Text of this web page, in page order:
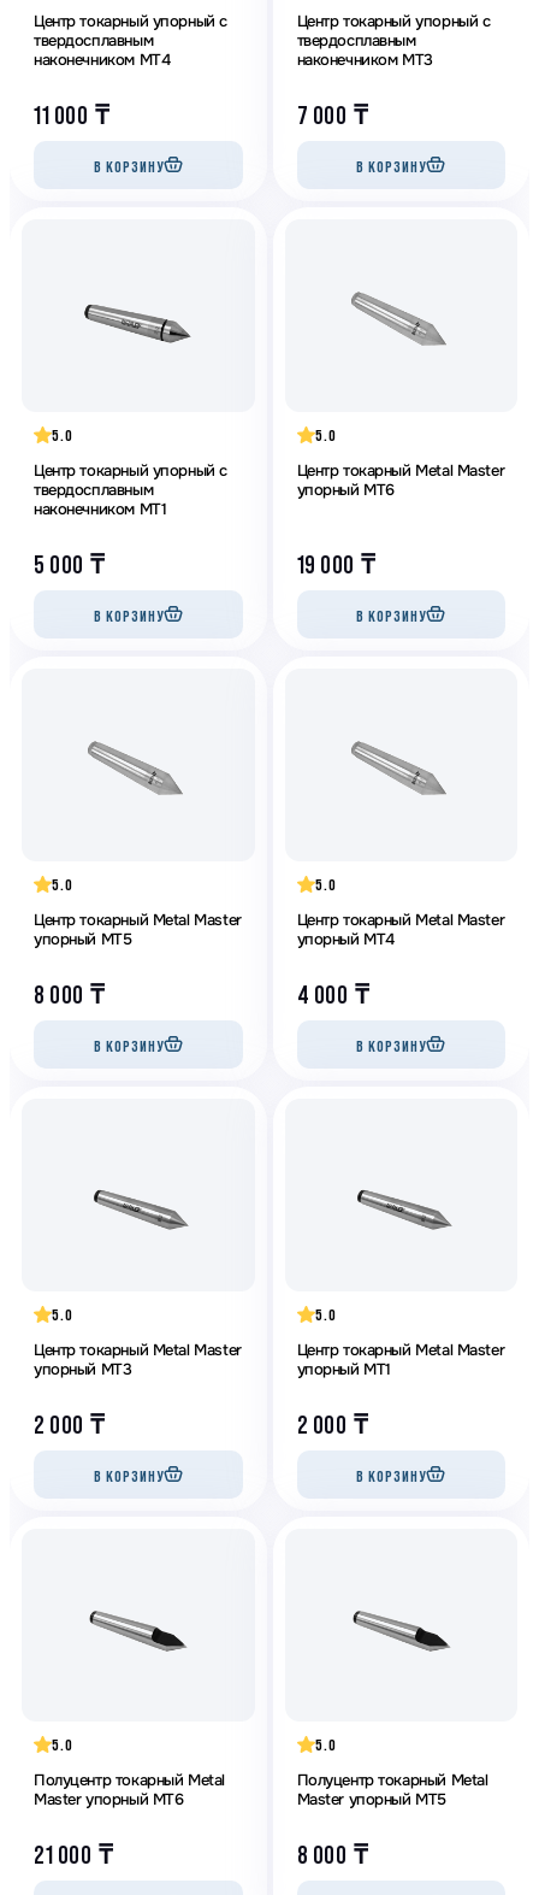
Центр токарный упорный с
твердосплавным
наконечником MT4
11 000 ₸
В КОРЗИНУ
Центр токарный упорный с
твердосплавным
наконечником MT3
7 000 ₸
В КОРЗИНУ
5.0
Центр токарный упорный с
твердосплавным
наконечником MT1
5 000 ₸
В КОРЗИНУ
5.0
Центр токарный Metal Master
упорный МТ6
19 000 ₸
В КОРЗИНУ
5.0
Центр токарный Metal Master
упорный МТ5
8 000 ₸
В КОРЗИНУ
5.0
Центр токарный Metal Master
упорный МТ4
4 000 ₸
В КОРЗИНУ
5.0
Центр токарный Metal Master
упорный МТ3
2 000 ₸
В КОРЗИНУ
5.0
Центр токарный Metal Master
упорный МТ1
2 000 ₸
В КОРЗИНУ
5.0
Полуцентр токарный Metal
Master упорный МТ6
21 000 ₸
5.0
Полуцентр токарный Metal
Master упорный МТ5
8 000 ₸